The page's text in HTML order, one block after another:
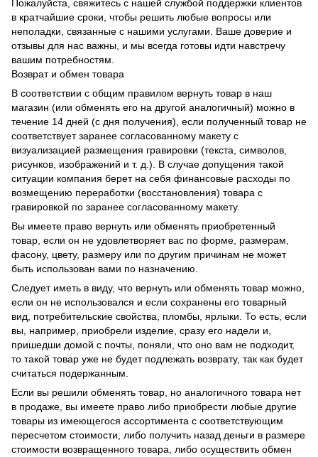
Пожалуйста, свяжитесь с нашей службой поддержки клиентов
в кратчайшие сроки, чтобы решить любые вопросы или
неполадки, связанные с нашими услугами. Ваше доверие и
отзывы для нас важны, и мы всегда готовы идти навстречу
вашим потребностям.
Возврат и обмен товара
В соответствии с общим правилом вернуть товар в наш
магазин (или обменять его на другой аналогичный) можно в
течение 14 дней (с дня получения), если полученный товар не
соответствует заранее согласованному макету с
визуализацией размещения гравировки (текста, символов,
рисунков, изображений и т. д.). В случае допущения такой
ситуации компания берет на себя финансовые расходы по
возмещению переработки (восстановления) товара с
гравировкой по заранее согласованному макету.
Вы имеете право вернуть или обменять приобретенный
товар, если он не удовлетворяет вас по форме, размерам,
фасону, цвету, размеру или по другим причинам не может
быть использован вами по назначению.
Следует иметь в виду, что вернуть или обменять товар можно,
если он не использовался и если сохранены его товарный
вид, потребительские свойства, пломбы, ярлыки. То есть, если
вы, например, приобрели изделие, сразу его надели и,
пришедши домой с почты, поняли, что оно вам не подходит,
то такой товар уже не будет подлежать возврату, так как будет
считаться подержанным.
Если вы решили обменять товар, но аналогичного товара нет
в продаже, вы имеете право либо приобрести любые другие
товары из имеющегося ассортимента с соответствующим
пересчетом стоимости, либо получить назад деньги в размере
стоимости возвращенного товара, либо осуществить обмен